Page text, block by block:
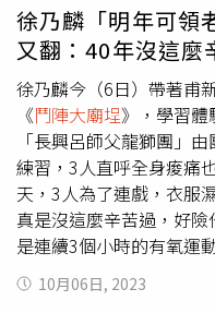
氣，爬上胡瓜身上，直接
笑罵：「你們踩上癮了是
被當雪球滾進節目錄影現
來，讓南投的鄉親與來賓
出外景發生摔車意外，
IG）總給人精力無限的
東錄製節目《綜藝玩很
外，造成全身多處擦挫
工，隔日回到台北三軍
層掃描以及全身X光檢查
額外發現腎臟有一顆不
四天又趕著上工，完全是
徐乃麟「明年可
又翻：40年沒這麼
徐乃麟今（6日）帶著甫
《鬥陣大廟埕》，學習
「長興呂師父龍獅團」
練習，3人直呼全身痠痛
天，3人為了連戲，衣服
真是沒這麼辛苦過，好
是連續3個小時的有氧運
洋、莎莎相當佩服。（
爸在地上滾又翻，其實
10月06日, 2023